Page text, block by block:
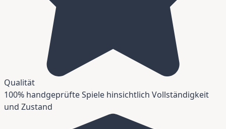
Qualität
100% handgeprüfte Spiele hinsichtlich Vollständigkeit
und Zustand